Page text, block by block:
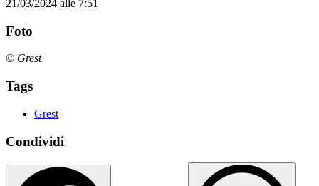
21/03/2024 alle 7:51
Foto
© Grest
Tags
Grest
Condividi